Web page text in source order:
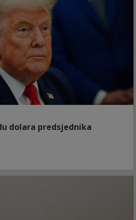
dolara predsjednika